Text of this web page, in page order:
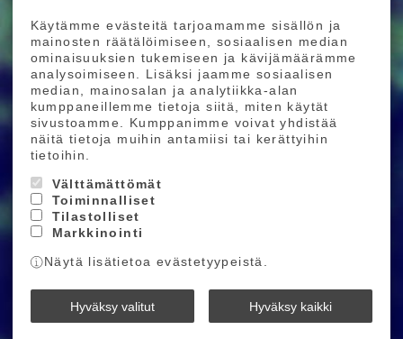
Käytämme evästeitä tarjoamamme sisällön ja
mainosten räätälöimiseen, sosiaalisen median
ominaisuuksien tukemiseen ja kävijämäärämme
analysoimiseen. Lisäksi jaamme sosiaalisen
median, mainosalan ja analytiikka-alan
kumppaneillemme tietoja siitä, miten käytät
sivustoamme. Kumppanimme voivat yhdistää
näitä tietoja muihin antamiisi tai kerättyihin
tietoihin.
Välttämättömät
Toiminnalliset
Tilastolliset
Markkinointi
Näytä lisätietoa evästetyypeistä.
Hyväksy valitut Hyväksy kaikki
Ride More – Pyöräkauppa ja pyörähuolto
Helsingissä
TILAA UUTISKIRJEEMME
Tilaamalla uutiskirjeemme saat uusimmat edut
suoraan sähköpostiisi.
Hyväksyn henkilötietojen tallentamisen (
Ride More © 2026